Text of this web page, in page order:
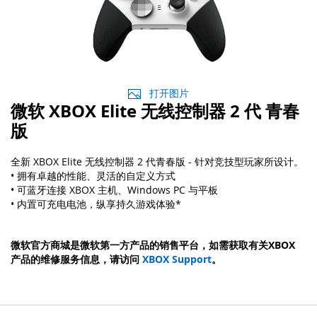
打开图片
微软 XBOX Elite 无线控制器 2 代 青春
版
全新 XBOX Elite 无线控制器 2 代青春版 - 针对竞技型玩家所设计。
• 拥有卓越的性能、灵活的自定义方式
• 可蓝牙连接 XBOX 主机、Windows PC 与平板
• 内置可充电电池，纵享持久游戏体验*
微软官方商城是微软第一方产品的销售平台，如需获取有关XBOX
产品的维修服务信息，请访问 XBOX Support。